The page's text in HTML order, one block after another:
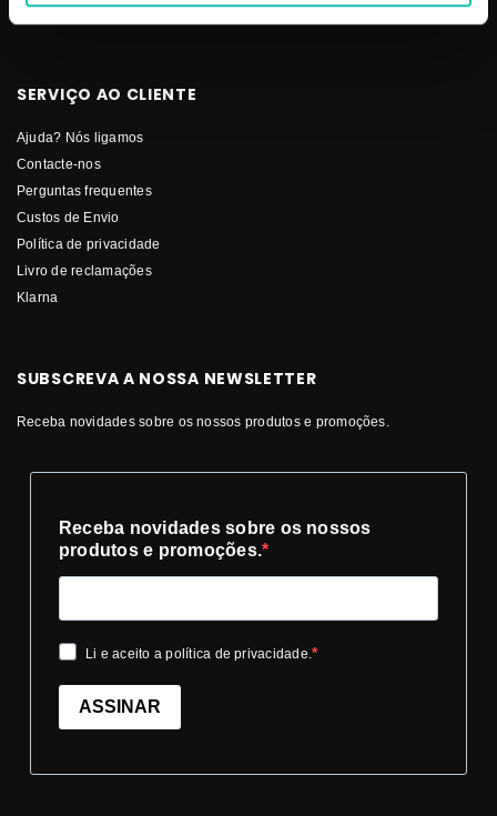
Unhas
SERVIÇO AO CLIENTE
Ajuda? Nós ligamos
Contacte-nos
Perguntas frequentes
Custos de Envio
Política de privacidade
Livro de reclamações
Klarna
SUBSCREVA A NOSSA NEWSLETTER
Receba novidades sobre os nossos produtos e promoções.
Receba novidades sobre os nossos
produtos e promoções.
Li e aceito a política de privacidade.
ASSINAR